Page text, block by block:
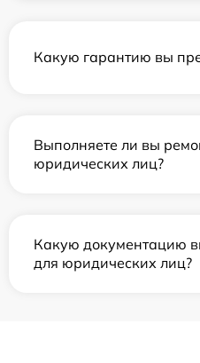
Какую гарантию вы
Выполняете ли вы
юридических лиц?
Какую документацию
для юридических лиц?